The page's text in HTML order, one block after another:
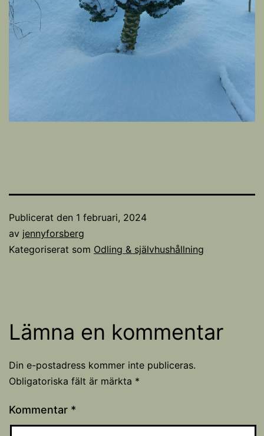
Publicerat den 1 februari, 2024
av jennyforsberg
Kategoriserat som Odling & självhushållning
Lämna en kommentar
Din e-postadress kommer inte publiceras.
Obligatoriska fält är märkta *
Kommentar *